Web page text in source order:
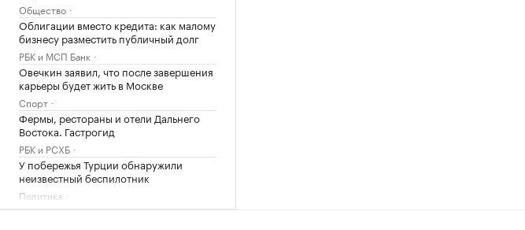
Общество
Облигации вместо кредита: как малому
бизнесу разместить публичный долг
РБК и МСП Банк
Овечкин заявил, что после завершения
карьеры будет жить в Москве
Спорт
Фермы, рестораны и отели Дальнего
Востока. Гастрогид
РБК и РСХБ
У побережья Турции обнаружили
неизвестный беспилотник
Политика
«Арсенал» совершил один из самых